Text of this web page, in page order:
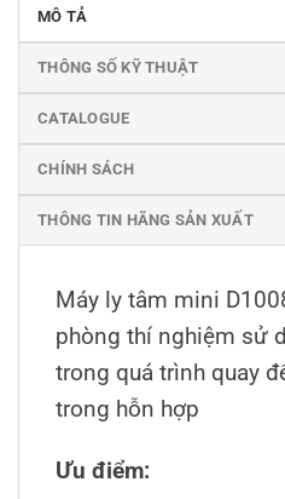
MÔ TẢ
THÔNG SỐ KỸ THUẬT
CATALOGUE
CHÍNH SÁCH
THÔNG TIN HÃNG SẢN XUẤT
Máy ly tâm mini
phòng thí nghiệm sử
trong quá trình quay
trong hỗn hợp
Ưu điểm: